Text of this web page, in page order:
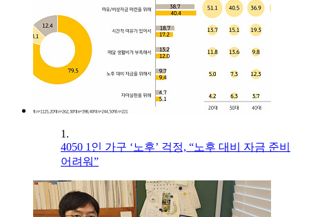
1.
4050 1인 가구 ‘노후’ 걱정, “노후 대비 자금 준비
어려워”